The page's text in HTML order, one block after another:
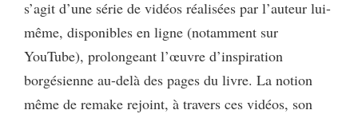
s’agit d’une série de vidéos réalisées par l’auteur lui-
même, disponibles en ligne (notamment sur
YouTube), prolongeant l’œuvre d’inspiration
borgésienne au-delà des pages du livre. La notion
même de remake rejoint, à travers ces vidéos, son